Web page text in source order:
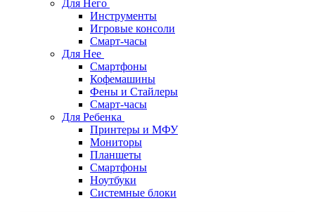
Для Него
Инструменты
Игровые консоли
Смарт-часы
Для Нее
Смартфоны
Кофемашины
Фены и Стайлеры
Смарт-часы
Для Ребенка
Принтеры и МФУ
Мониторы
Планшеты
Смартфоны
Ноутбуки
Системные блоки